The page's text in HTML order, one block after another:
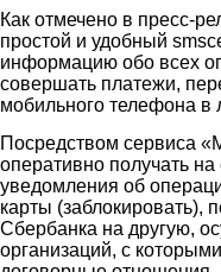
Как отмечено в пресс-
простой и удобный
информацию обо всех
совершать платежи,
мобильного телефона
Посредством сервиса
оперативно получать
уведомления об
карты (заблокировать),
Сбербанка на другую,
организаций, с